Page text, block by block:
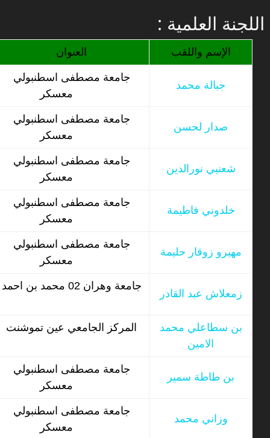
: اللجنة العلمية
العنوان الإسم واللقب
جامعة مصطفى اسطنبولي
جبالة محمد
جامعة مصطفى اسطنبولي
صدار لحسن
جامعة مصطفى اسطنبولي
شعنبي نورالدين
جامعة مصطفى اسطنبولي
خلدوني فاطيمة
جامعة مصطفى اسطنبولي
مهيرو زوقار حليمة
جامعة وهران 02 محمد بن احمد
زمعلاش عبد القادر
المركز الجامعي عين تموشنت
بن سطاعلي محمد
الامين
جامعة مصطفى اسطنبولي
بن طاطة سمير
جامعة مصطفى اسطنبولي
وزاني محمد